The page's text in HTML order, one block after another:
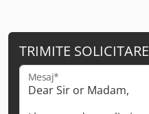
TRIMITE SOLICITARE
Mesaj*